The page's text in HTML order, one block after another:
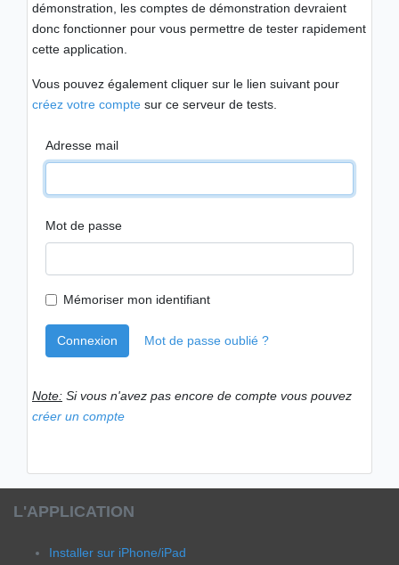
démonstration, les comptes de démonstration devraient
donc fonctionner pour vous permettre de tester rapidement
cette application.
Vous pouvez également cliquer sur le lien suivant pour
créez votre compte sur ce serveur de tests.
Adresse mail
Mot de passe
Mémoriser mon identifiant
Connexion Mot de passe oublié ?
Note: Si vous n'avez pas encore de compte vous pouvez
créer un compte
L'APPLICATION
Installer sur iPhone/iPad